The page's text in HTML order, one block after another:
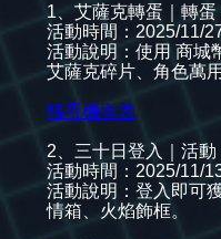
1、艾薩克轉蛋｜轉蛋
活動時間：2025/11/
活動說明：使用 商城
艾薩克碎片、角色萬
轉蛋機率表
2、三十日登入｜活動
活動時間：2025/11/
活動說明：登入即可
情箱、火焰飾框。